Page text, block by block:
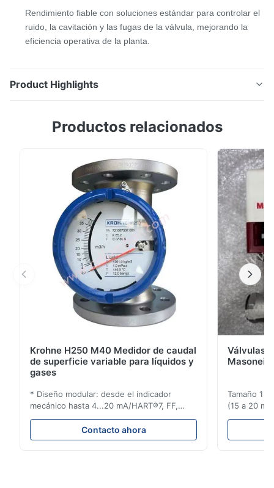
Rendimiento fiable con soluciones estándar para controlar el
ruido, la cavitación y las fugas de la válvula, mejorando la
eficiencia operativa de la planta.
Product Highlights
válvula de control de alta resistencia serie Masoneilan
equilibrado. Esta línea de productos ofrece una
operación eficiente y estable en condiciones de
proceso exigentes, incluidas aplicaciones con caídas
Productos relacionados
Krohne H250 M40 Medidor de caudal
de superficie variable para líquidos y
gases
* Diseño modular: desde el indicador
mecánico hasta 4...20 mA/HART®7, FF,
Profibus-PA y totalizador * Cualquier
posición de instalación: vertical, horizontal
o en tuberías descendentes * Flange:
Contacto ahora
Válvulas
Tamaño 1
(15 a 20
ensayo de